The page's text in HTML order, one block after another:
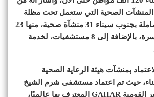
المنشآت الصحية التي ستعمل تحت مظلة
التغطية الصحية الشاملة بجنوب سيناء 31 منشآة صحية، منها 23
مركز ووحدة طب أسرة، بالإضافة إلى 8 مستشفيات، لخدمة
بمنشآت هيئة الرعاية الصحية
حيث تم اعتماد مستشفى شرم الشيخ
الدولي طبقًا للمعايير القومية GAHAR المعترف بها عالميًا،